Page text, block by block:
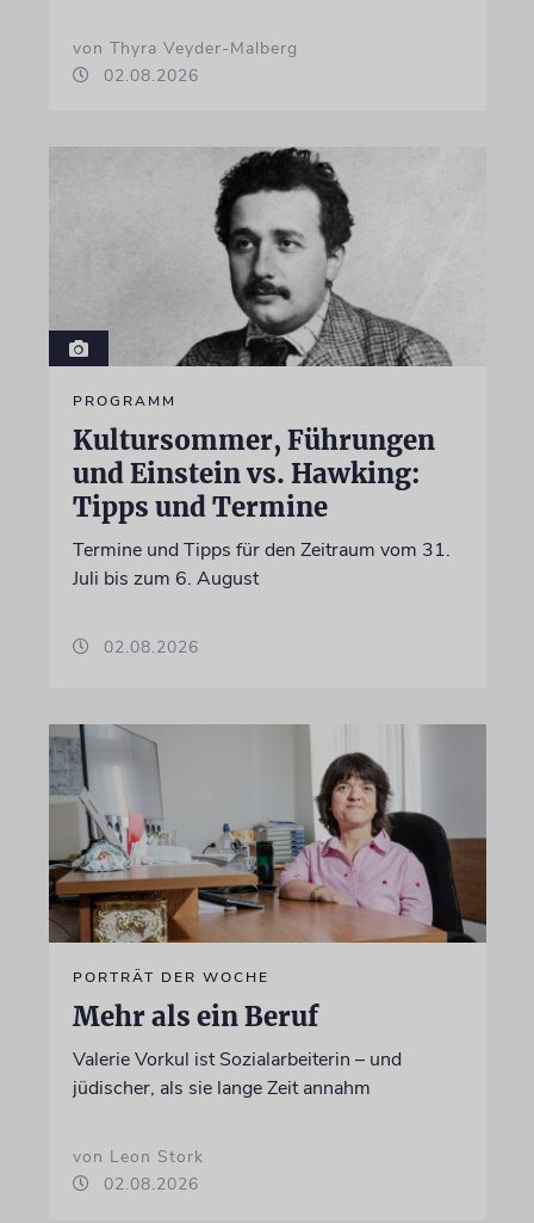
von Thyra Veyder-Malberg
02.08.2026
PROGRAMM
Kultursommer, Führungen
und Einstein vs. Hawking:
Tipps und Termine
Termine und Tipps für den Zeitraum vom 31.
Juli bis zum 6. August
02.08.2026
PORTRÄT DER WOCHE
Mehr als ein Beruf
Valerie Vorkul ist Sozialarbeiterin – und
jüdischer, als sie lange Zeit annahm
von Leon Stork
02.08.2026